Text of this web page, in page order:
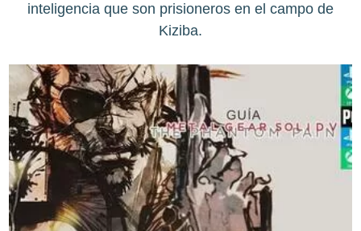
inteligencia que son prisioneros en el campo de
Kiziba.